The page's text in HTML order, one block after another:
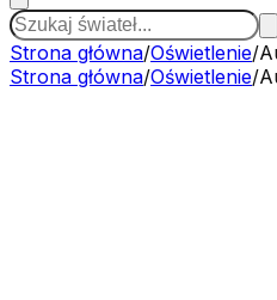
Strona główna/Oświetlenie/
Strona główna/Oświetlenie/